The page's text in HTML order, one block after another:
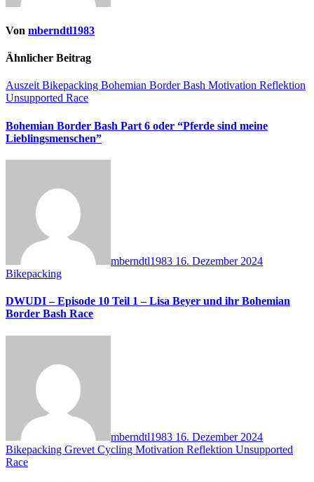
Von mberndtl1983
Ähnlicher Beitrag
AuszeitBikepacking Bohemian Border Bash Motivation Reflektion
Unsupported Race
Bohemian Border Bash Part 6 oder “Pferde sind meine
Lieblingsmenschen”
mberndtl1983 16. Dezember 2024
Bikepacking
DWUDI – Episode 10 Teil 1 – Lisa Beyer und ihr Bohemian
Border Bash Race
mberndtl1983 16. Dezember 2024
Bikepacking Grevet Cycling Motivation Reflektion Unsupported
Race